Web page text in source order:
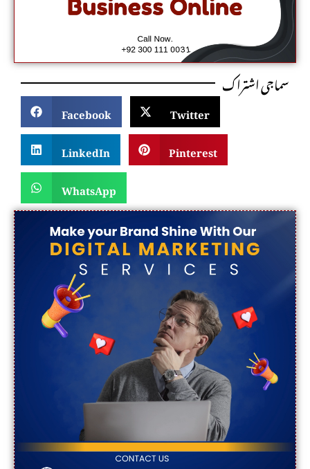
سماجی اشتراک
Facebook
Twitter
LinkedIn
Pinterest
WhatsApp